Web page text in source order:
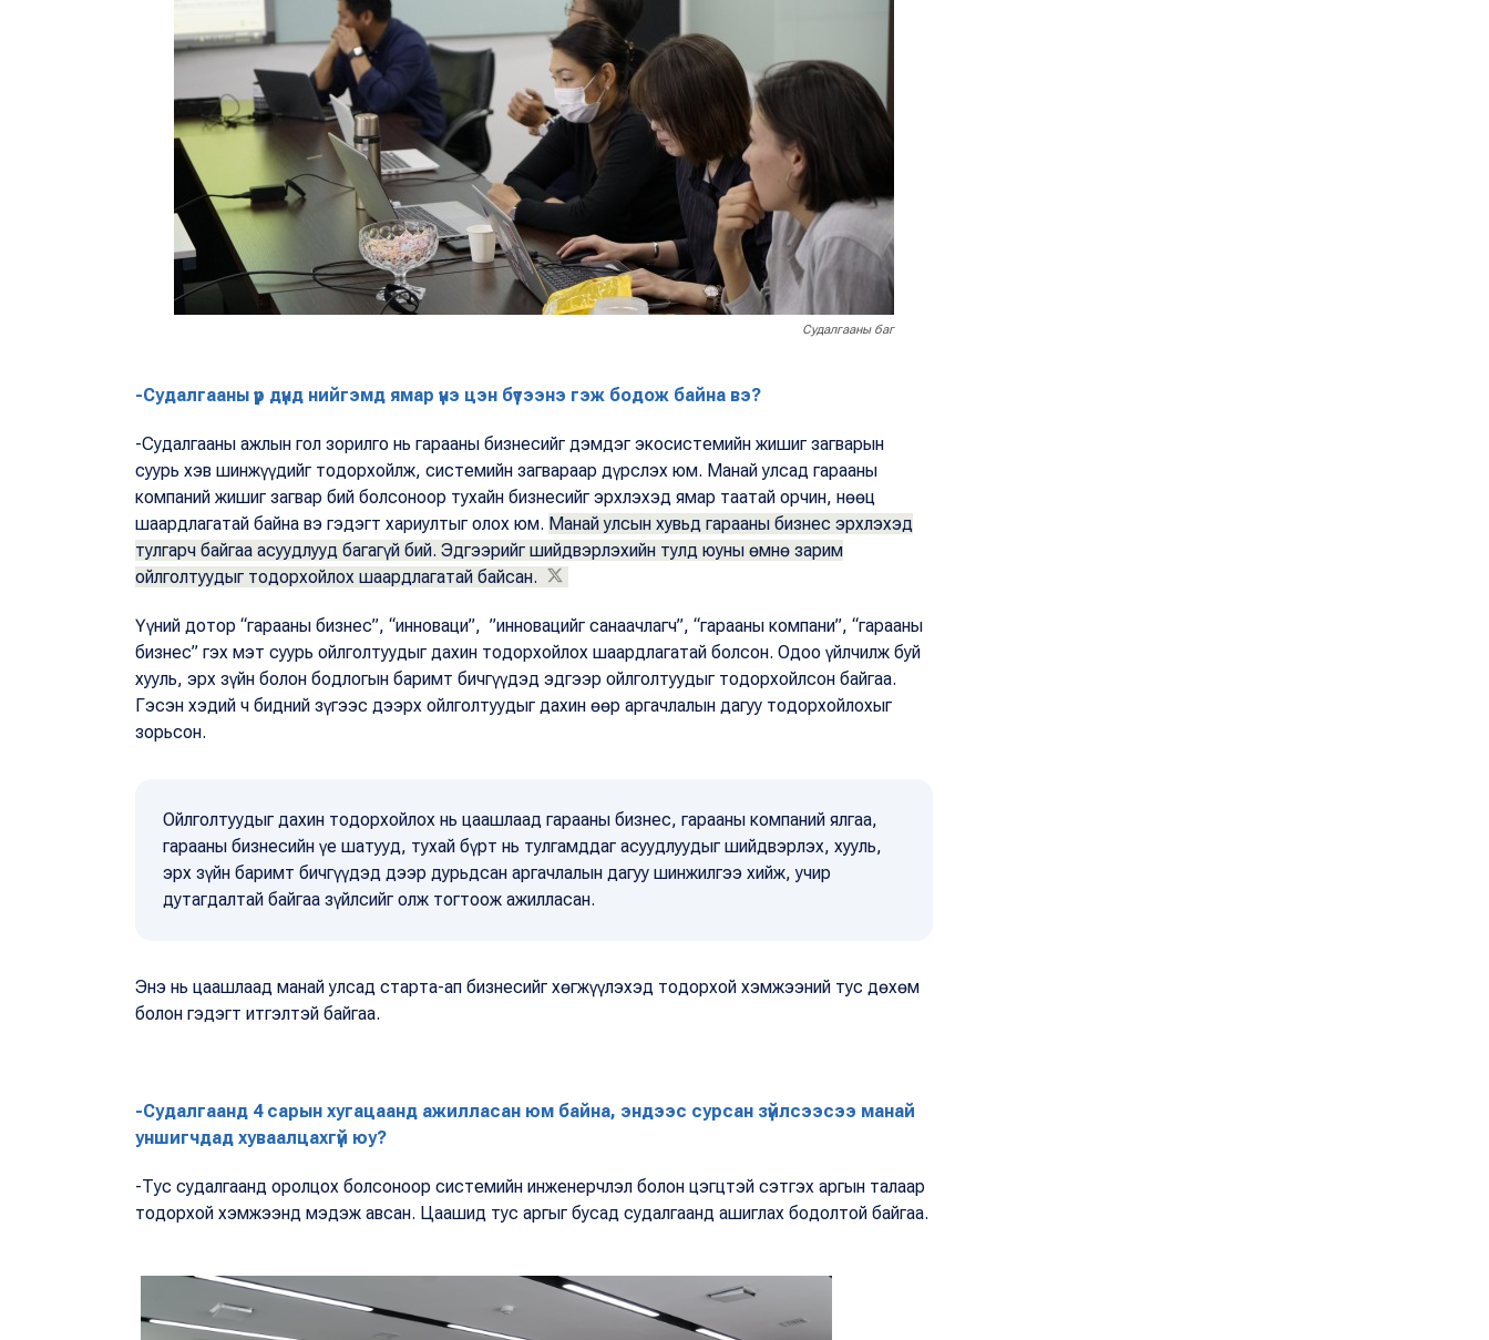
Судалгааны баг
-Судалгааны үр дүнд нийгэмд ямар үнэ цэн бүтээнэ гэж бодож байна вэ?
-Судалгааны ажлын гол зорилго нь гарааны бизнесийг дэмдэг экосистемийн жишиг загварын
суурь хэв шинжүүдийг тодорхойлж, системийн загвараар дүрслэх юм. Манай улсад гарааны
компаний жишиг загвар бий болсоноор тухайн бизнесийг эрхлэхэд ямар таатай орчин, нөөц
шаардлагатай байна вэ гэдэгт хариултыг олох юм. Манай улсын хувьд гарааны бизнес эрхлэхэд
тулгарч байгаа асуудлууд багагүй бий. Эдгээрийг шийдвэрлэхийн тулд юуны өмнө зарим
ойлголтуудыг тодорхойлох шаардлагатай байсан.
Үүний дотор “гарааны бизнес”, “инноваци”, ”инновацийг санаачлагч”, “гарааны компани”, “гарааны
бизнес” гэх мэт суурь ойлголтуудыг дахин тодорхойлох шаардлагатай болсон. Одоо үйлчилж буй
хууль, эрх зүйн болон бодлогын баримт бичгүүдэд эдгээр ойлголтуудыг тодорхойлсон байгаа.
Гэсэн хэдий ч бидний зүгээс дээрх ойлголтуудыг дахин өөр аргачлалын дагуу тодорхойлохыг
зорьсон.
Ойлголтуудыг дахин тодорхойлох нь цаашлаад гарааны бизнес, гарааны компаний ялгаа,
гарааны бизнесийн үе шатууд, тухай бүрт нь тулгамддаг асуудлуудыг шийдвэрлэх, хууль,
эрх зүйн баримт бичгүүдэд дээр дурьдсан аргачлалын дагуу шинжилгээ хийж, учир
дутагдалтай байгаа зүйлсийг олж тогтоож ажилласан.
Энэ нь цаашлаад манай улсад старта-ап бизнесийг хөгжүүлэхэд тодорхой хэмжээний тус дөхөм
болон гэдэгт итгэлтэй байгаа.
-Судалгаанд 4 сарын хугацаанд ажилласан юм байна, эндээс сурсан зүйлсээсээ манай
уншигчдад хуваалцахгүй юу?
-Тус судалгаанд оролцох болсоноор системийн инженерчлэл болон цэгцтэй сэтгэх аргын талаар
тодорхой хэмжээнд мэдэж авсан. Цаашид тус аргыг бусад судалгаанд ашиглах бодолтой байгаа.